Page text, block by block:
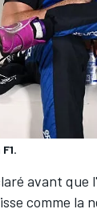
avant que
comme la